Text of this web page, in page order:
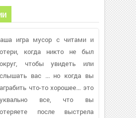
игра мусор с читами и
когда никто не был
чтобы увидеть или
вас ... но когда вы
что-то хорошее... это
все, что вы
после выстрела